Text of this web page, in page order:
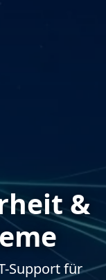
&
Support für